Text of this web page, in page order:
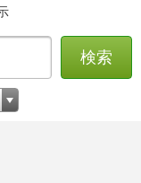
検索